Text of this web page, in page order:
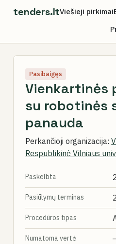
tenders.ltViešieji pirkimai
Pasibaigęs
Vienkartinės
su robotinės
panauda
Perkančioji organizacija:
Respublikinė Vilniaus
Paskelbta
Pasiūlymų terminas
Procedūros tipas
Numatoma vertė